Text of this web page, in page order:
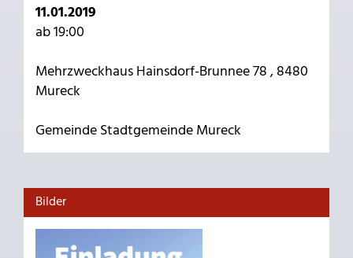
11.01.2019
ab 19:00
Mehrzweckhaus Hainsdorf-Brunnee 78 , 8480
Mureck
Gemeinde Stadtgemeinde Mureck
Bilder